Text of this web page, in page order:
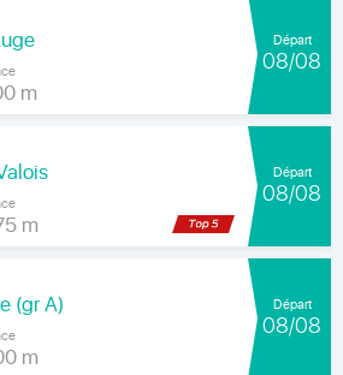
m
Départ
08/08
m
Départ
08/08
(gr A)
m
Départ
08/08